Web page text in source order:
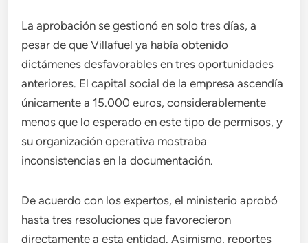
La aprobación se gestionó en solo tres días, a
pesar de que Villafuel ya había obtenido
dictámenes desfavorables en tres oportunidades
anteriores. El capital social de la empresa ascendía
únicamente a 15.000 euros, considerablemente
menos que lo esperado en este tipo de permisos, y
su organización operativa mostraba
inconsistencias en la documentación.
De acuerdo con los expertos, el ministerio aprobó
hasta tres resoluciones que favorecieron
directamente a esta entidad. Asimismo, reportes